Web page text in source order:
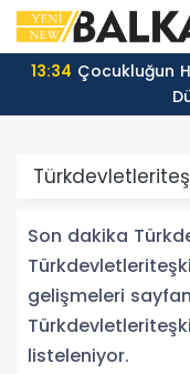
13:34Çocukluğun Hafızasını Yazan Necati Zekeriya’nın
Son dakika
gelişmeleri
listeleniyor.